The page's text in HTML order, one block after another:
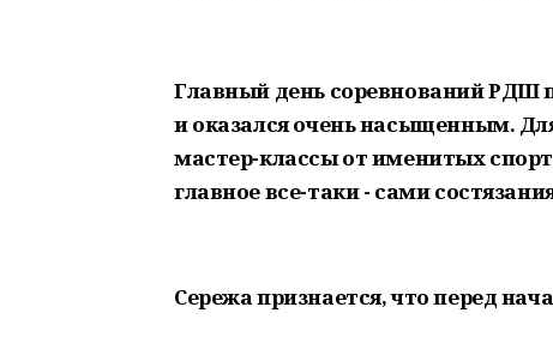
Главный день соревнований РДШ
и оказался очень насыщенным.
мастер-классы от именитых
главное все-таки - сами
Сережа признается, что перед